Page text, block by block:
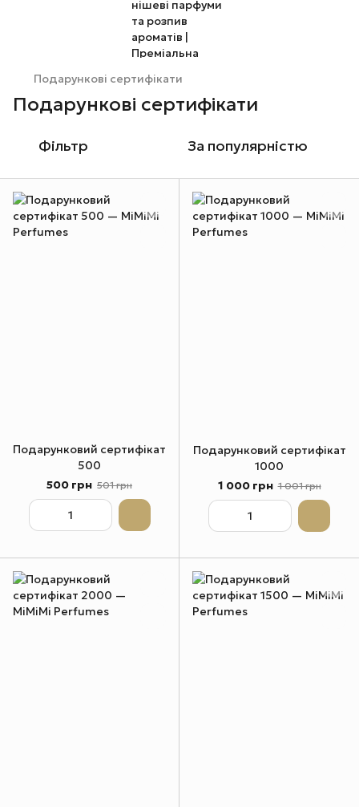
Подарункові сертифікати
Подарункові сертифікати
Фільтр За популярністю
Подарунковий сертифікат
500
500 грн 501 грн
Подарунковий сертифікат
1000
1 000 грн 1 001 грн